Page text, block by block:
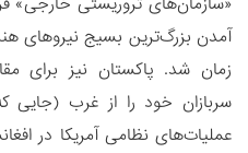
زمان شد. پاکستان نیز برای
سربازان خود را از غرب (جایی
عملیات‌های نظامی آمریکا در